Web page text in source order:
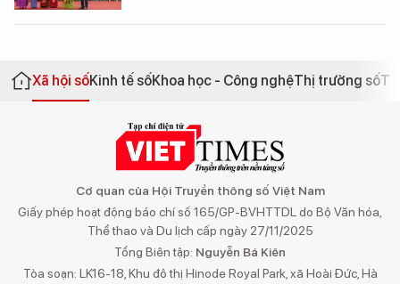
Xã hội sốKinh tế sốKhoa học - Công nghệThị trường số
Cơ quan của Hội Truyền thông số Việt Nam
Giấy phép hoạt động báo chí số 165/GP-BVHTTDL do Bộ Văn hóa,
Thể thao và Du lịch cấp ngày 27/11/2025
Tổng Biên tập: Nguyễn Bá Kiên
Tòa soạn: LK16-18, Khu đô thị Hinode Royal Park, xã Hoài Đức, Hà